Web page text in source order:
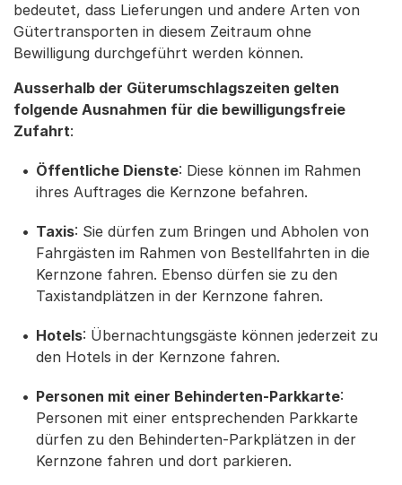
bedeutet, dass Lieferungen und andere Arten von
Gütertransporten in diesem Zeitraum ohne
Bewilligung durchgeführt werden können.
Ausserhalb der Güterumschlagszeiten gelten
folgende Ausnahmen für die bewilligungsfreie
Zufahrt:
Öffentliche Dienste: Diese können im Rahmen
ihres Auftrages die Kernzone befahren.
Taxis: Sie dürfen zum Bringen und Abholen von
Fahrgästen im Rahmen von Bestellfahrten in die
Kernzone fahren. Ebenso dürfen sie zu den
Taxistandplätzen in der Kernzone fahren.
Hotels: Übernachtungsgäste können jederzeit zu
den Hotels in der Kernzone fahren.
Personen mit einer Behinderten-Parkkarte:
Personen mit einer entsprechenden Parkkarte
dürfen zu den Behinderten-Parkplätzen in der
Kernzone fahren und dort parkieren.